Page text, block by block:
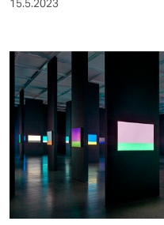
15.5.2023